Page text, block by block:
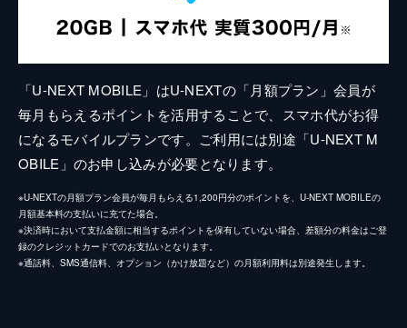
「U-NEXT MOBILE」はU-NEXTの「月額プラン」会員が
毎月もらえるポイントを活用することで、スマホ代がお得
になるモバイルプランです。ご利用には別途「U-NEXT M
OBILE」のお申し込みが必要となります。
※U-NEXTの月額プラン会員が毎月もらえる1,200円分のポイントを、U-NEXT MOBILEの
月額基本料の支払いに充てた場合。
※決済時において支払金額に相当するポイントを保有していない場合、差額分の料金はご登
録のクレジットカードでのお支払いとなります。
※通話料、SMS通信料、オプション（かけ放題など）の月額利用料は別途発生します。